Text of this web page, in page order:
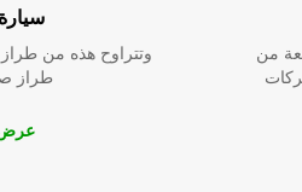
وتتراوح هذه من
طراز
عرض
من